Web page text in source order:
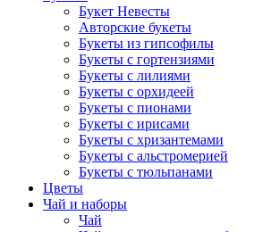
Букет Невесты
Авторские букеты
Букеты из гипсофилы
Букеты с гортензиями
Букеты с лилиями
Букеты с орхидеей
Букеты с пионами
Букеты с ирисами
Букеты с хризантемами
Букеты с альстромерией
Букеты с тюльпанами
Цветы
Чай и наборы
Чай